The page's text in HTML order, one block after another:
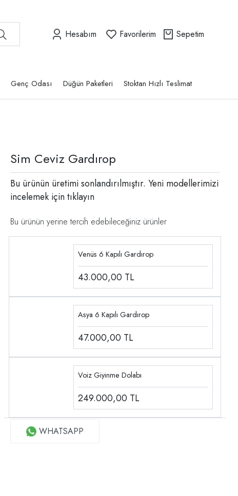
Hesabım Favorilerim Sepetim
Genç Odası Düğün Paketleri Stoktan Hızlı Teslimat
Sim Ceviz Gardırop
Bu ürünün üretimi sonlandırılmıştır. Yeni modellerimizi
incelemek içintıklayın
Bu ürünün yerine tercih edebileceğiniz ürünler
Venüs 6 Kapılı Gardırop
43.000,00 TL
Asya 6 Kapılı Gardırop
47.000,00 TL
Voiz Giyinme Dolabı
249.000,00 TL
WHATSAPP